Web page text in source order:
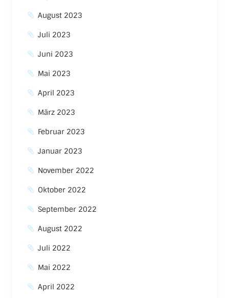
August 2023
Juli 2023
Juni 2023
Mai 2023
April 2023
März 2023
Februar 2023
Januar 2023
November 2022
Oktober 2022
September 2022
August 2022
Juli 2022
Mai 2022
April 2022